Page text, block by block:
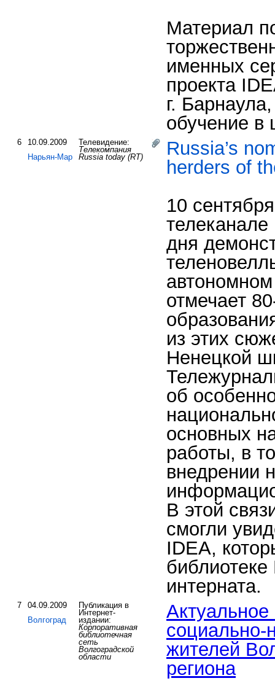
Материал
именных
проекта
г.
обучение в
6
10.09.2009
Нарьян-Мар
Телевидение:
Телекомпания
Russia today (RT)
Russia’s
herders of
10
телеканале
дня
отмечает
из этих
Ненецкой
об
основных
работы, в
внедрении
В этой
смогли
IDEA,
интерната.
7
04.09.2009
Волгоград
Публикация в
Интернет-
издании:
Корпоративная
библиотечная
сеть
Волгоградской
области
жителей
региона